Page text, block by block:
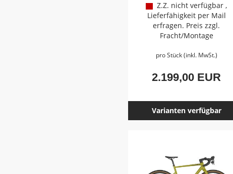
Z.Z. nicht verfügbar ,
Lieferfähigkeit per Mail
erfragen. Preis zzgl.
Fracht/Montage
pro Stück (inkl. MwSt.)
2.199,00 EUR
Varianten verfügbar